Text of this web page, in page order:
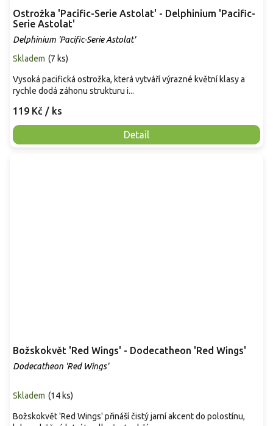
Ostrožka 'Pacific-Serie Astolat' - Delphinium 'Pacific-
Serie Astolat'
Delphinium 'Pacific-Serie Astolat'
Skladem (7 ks)
119 Kč / ks
Detail
Vysoká pacifická ostrožka, která vytváří výrazné květní klasy a
rychle dodá záhonu strukturu i...
Božskokvět 'Red Wings' - Dodecatheon 'Red Wings'
Dodecatheon 'Red Wings'
Skladem (14 ks)
Božskokvět 'Red Wings' přináší čistý jarní akcent do polostínu,